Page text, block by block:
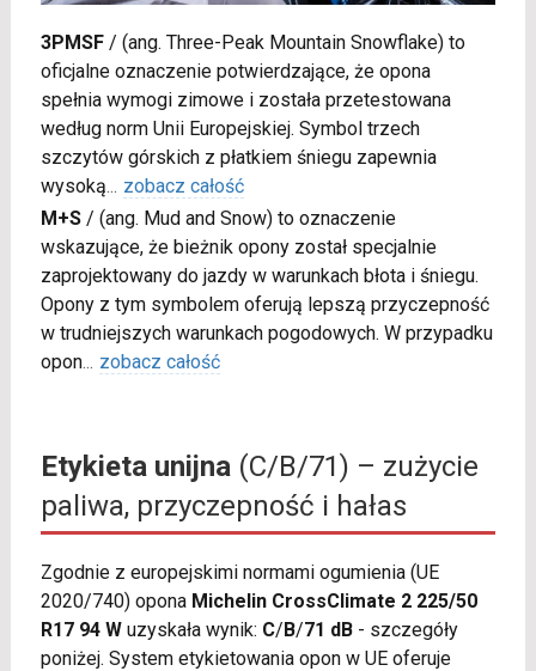
3PMSF/ (ang. Three-Peak Mountain Snowflake) to
oficjalne oznaczenie potwierdzające, że opona
spełnia wymogi zimowe i została przetestowana
według norm Unii Europejskiej. Symbol trzech
szczytów górskich z płatkiem śniegu zapewnia
wysoką... zobacz całość
M+S/ (ang. Mud and Snow) to oznaczenie
wskazujące, że bieżnik opony został specjalnie
zaprojektowany do jazdy w warunkach błota i śniegu.
Opony z tym symbolem oferują lepszą przyczepność
w trudniejszych warunkach pogodowych. W przypadku
opon... zobacz całość
Etykieta unijna(C/B/71) – zużycie
paliwa, przyczepność i hałas
Zgodnie z europejskimi normami ogumienia (UE
2020/740) opona Michelin CrossClimate 2 225/50
R17 94 Wuzyskała wynik: C/B/71 dB- szczegóły
poniżej. System etykietowania opon w UE oferuje